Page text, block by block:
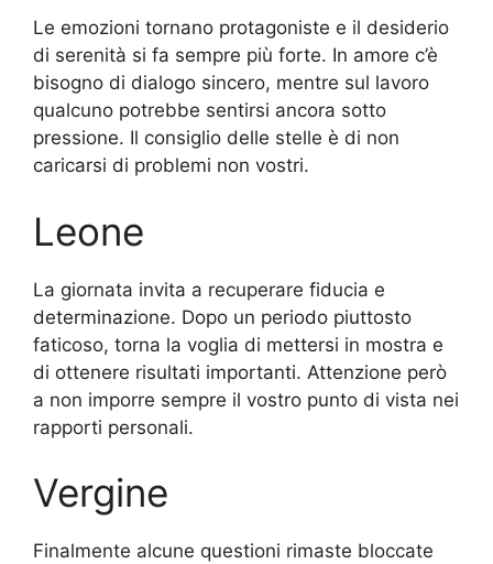
Le emozioni tornano protagoniste e il desiderio
di serenità si fa sempre più forte. In amore c’è
bisogno di dialogo sincero, mentre sul lavoro
qualcuno potrebbe sentirsi ancora sotto
pressione. Il consiglio delle stelle è di non
caricarsi di problemi non vostri.
Leone
La giornata invita a recuperare fiducia e
determinazione. Dopo un periodo piuttosto
faticoso, torna la voglia di mettersi in mostra e
di ottenere risultati importanti. Attenzione però
a non imporre sempre il vostro punto di vista nei
rapporti personali.
Vergine
Finalmente alcune questioni rimaste bloccate